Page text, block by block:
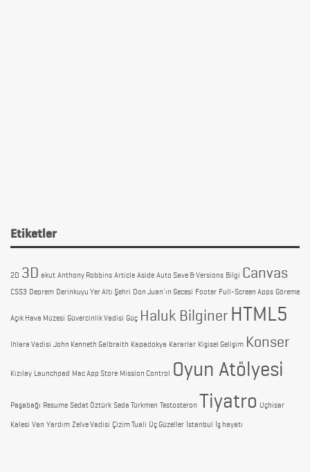
Etiketler
2D 3D akut Anthony Robbins Article Aside Auto Save & Versions Bilgi Canvas
CSS3 Deprem Derinkuyu Yer Altı Şehri Don Juan'ın Gecesi Footer Full-Screen Apps Göreme
Açık Hava Müzesi Güvercinlik Vadisi Güç Haluk Bilginer HTML5
Ihlara Vadisi John Kenneth Galbraith Kapadokya Kararlar Kişisel Gelişim Konser
Kızılay Launchpad Mac App Store Mission Control Oyun Atölyesi
Paşabağı Resume Sedat Öztürk Seda Türkmen Testosteron Tiyatro Uçhisar
Kalesi Van Yardım Zelve Vadisi Çizim Tuali Üç Güzeller İstanbul İş hayatı